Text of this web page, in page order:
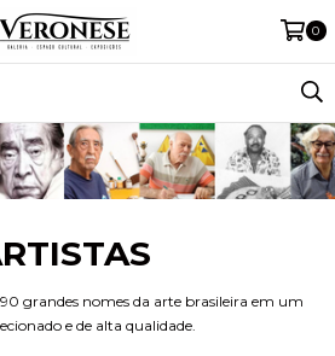
0
grandes nomes da arte brasileira em um
e de alta qualidade.